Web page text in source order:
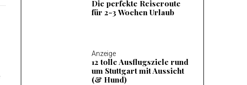
Die perfekte Reiseroute
für 2-3 Wochen Urlaub
Anzeige
12 tolle Ausflugsziele rund
um Stuttgart mit Aussicht
(& Hund)